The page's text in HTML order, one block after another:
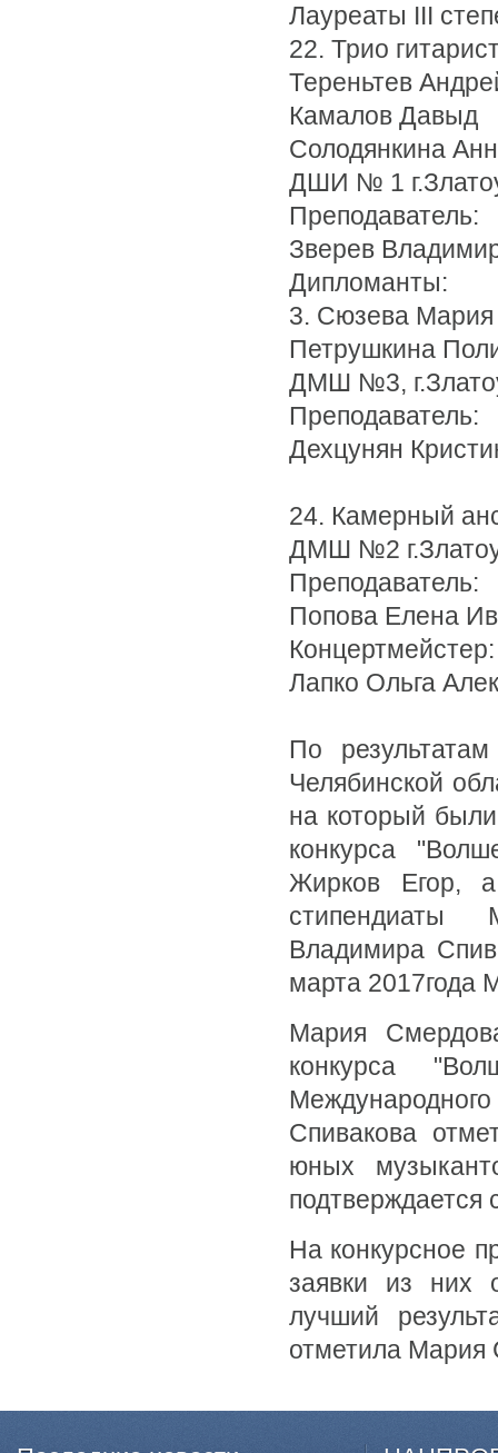
Лауреаты III
22. Трио
Тереньтев
Камалов Давыд
Солодянкина
ДШИ № 1
Преподаватель:
Зверев
Дипломанты:
3. Сюзева Мария
Петрушкина
ДМШ №3,
Преподаватель:
Дехцунян
24. Камерный
ДМШ №2
Преподаватель:
Попова Елена
Концертмейстер:
Лапко Ольга
По
Челябинской
на который
конкурса
Жирков Егор,
стипендиаты
Владимира
марта 2017года
Мария
конкурса
Спивакова
юных
подтверждается
На конкурсное
заявки из них
лучший
отметила Мария